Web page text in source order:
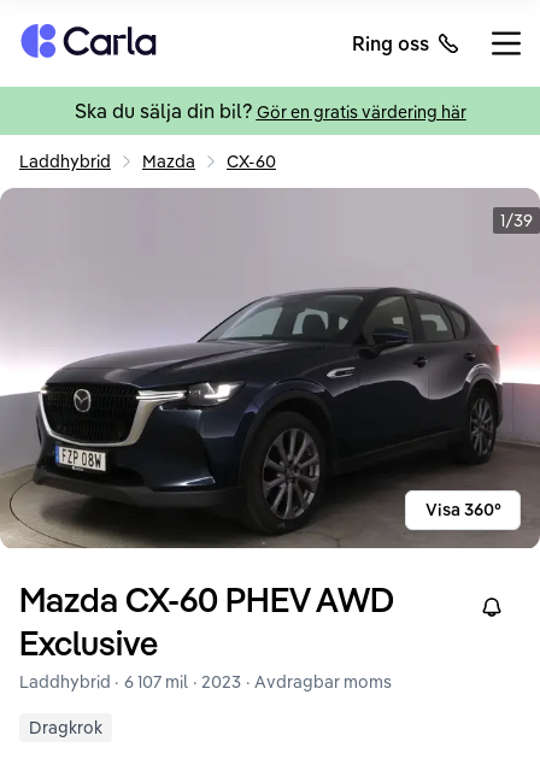
Tillbaka till startsidan Ring oss
Ska du sälja din bil? Gör en gratis värdering här
Laddhybrid Mazda CX-60
1/39
Visa 360°
Mazda CX-60 PHEV AWD
Exclusive
Right
Laddhybrid · 6 107 mil · 2023 · Avdragbar moms
Dragkrok